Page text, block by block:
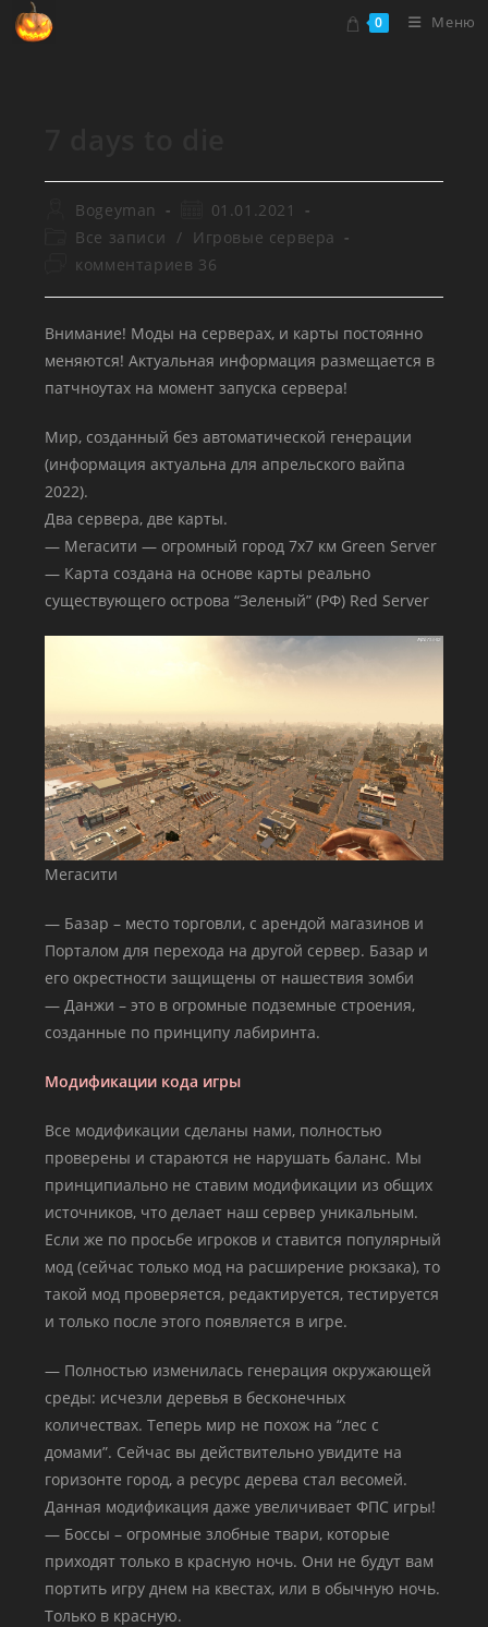
Перейти
0 Меню
Автор
записи:
Bogeyman
Запись
опубликована:
01.01.2021
РубрикаВсе записи / Игровые сервера
Комментарии
записи:
комментариев 36
Внимание! Моды на серверах, и карты постоянно
меняются! Актуальная информация размещается в
патчноутах на момент запуска сервера!
Мир, созданный без автоматической генерации
(информация актуальна для апрельского вайпа
2022).
Два сервера, две карты.
— Мегасити — огромный город 7х7 км Green Server
— Карта создана на основе карты реально
существующего острова “Зеленый” (РФ) Red Server
Мегасити
— Базар – место торговли, с арендой магазинов и
Порталом для перехода на другой сервер. Базар и
его окрестности защищены от нашествия зомби
— Данжи – это в огромные подземные строения,
созданные по принципу лабиринта.
Модификации кода игры
Все модификации сделаны нами, полностью
проверены и стараются не нарушать баланс. Мы
принципиально не ставим модификации из общих
источников, что делает наш сервер уникальным.
Если же по просьбе игроков и ставится популярный
мод (сейчас только мод на расширение рюкзака), то
такой мод проверяется, редактируется, тестируется
и только после этого появляется в игре.
— Полностью изменилась генерация окружающей
среды: исчезли деревья в бесконечных
количествах. Теперь мир не похож на “лес с
домами”. Сейчас вы действительно увидите на
горизонте город, а ресурс дерева стал весомей.
Данная модификация даже увеличивает ФПС игры!
— Боссы – огромные злобные твари, которые
приходят только в красную ночь. Они не будут вам
портить игру днем на квестах, или в обычную ночь.
Только в красную.